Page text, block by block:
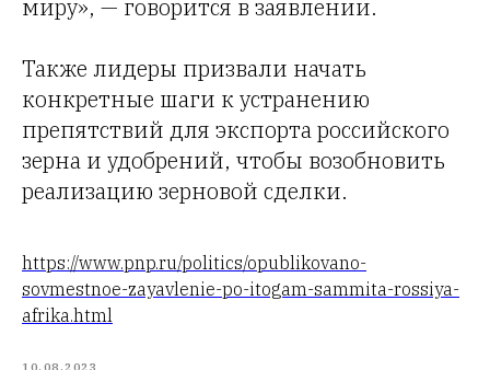
миру», — говорится в заявлении.
Также лидеры призвали начать
конкретные шаги к устранению
препятствий для экспорта российского
зерна и удобрений, чтобы возобновить
реализацию зерновой сделки.
https://www.pnp.ru/politics/opublikovano-
sovmestnoe-zayavlenie-po-itogam-sammita-rossiya-
afrika.html